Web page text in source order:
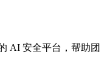
AI 安全平台，帮助团